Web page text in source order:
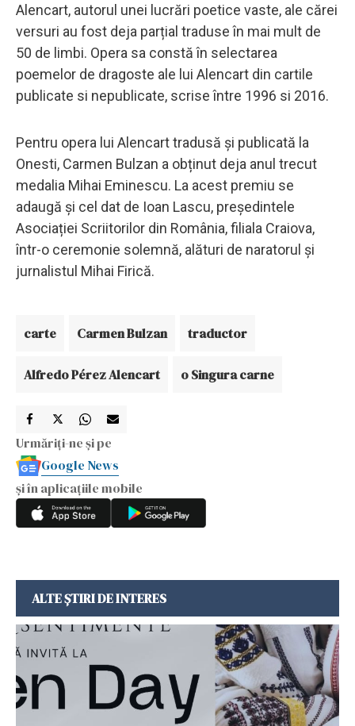
Alencart, autorul unei lucrări poetice vaste, ale cărei
versuri au fost deja parțial traduse în mai mult de
50 de limbi. Opera sa constă în selectarea
poemelor de dragoste ale lui Alencart din cartile
publicate si nepublicate, scrise între 1996 si 2016.
Pentru opera lui Alencart tradusă și publicată la
Onesti, Carmen Bulzan a obținut deja anul trecut
medalia Mihai Eminescu. La acest premiu se
adaugă și cel dat de Ioan Lascu, președintele
Asociației Scriitorilor din România, filiala Craiova,
într-o ceremonie solemnă, alături de naratorul și
jurnalistul Mihai Firică.
carte Carmen Bulzan traductor
Alfredo Pérez Alencart o Singura carne
Urmăriți-ne și pe
Google News
și în aplicațiile mobile
ALTE ȘTIRI DE INTERES